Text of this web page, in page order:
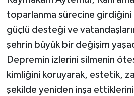
toparlanma sürecine
güçlü desteği ve
şehrin büyük bir değişim
Depremin izlerini silmenin
kimliğini koruyarak, estetik,
şekilde yeniden inşa
MEDYA
OTOMOTİV
TEKNOLOJİ
YAŞAM